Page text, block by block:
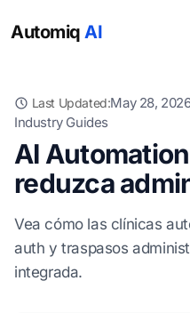
Automiq AI
Last Updated:May 28,
Industry Guides
AI
reduzca
Vea cómo las clínicas
auth y traspasos
integrada.